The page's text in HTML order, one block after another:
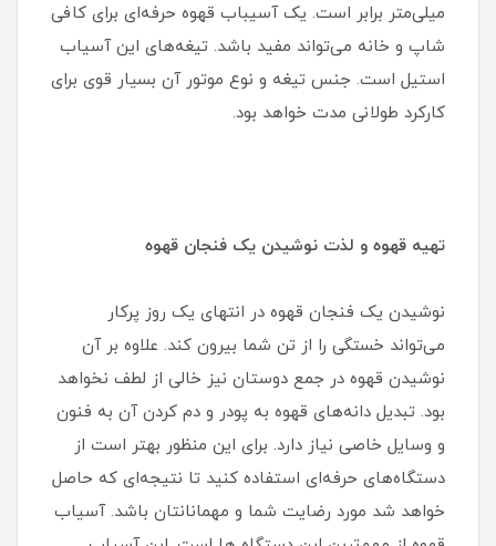
میلی‌متر برابر است. یک آسیباب قهوه حرفه‌ای برای کافی
شاپ و خانه می‌تواند مفید باشد. تیغه‌های این آسیاب
استیل است. جنس تیغه و نوع موتور آن بسیار قوی برای
کارکرد طولانی مدت خواهد بود.
تهیه قهوه و لذت نوشیدن یک فنجان قهوه
نوشیدن یک فنجان قهوه در انتهای یک روز پرکار
می‌تواند خستگی را از تن شما بیرون کند. علاوه بر آن
نوشیدن قهوه در جمع دوستان نیز خالی از لطف نخواهد
بود. تبدیل دانه‌های قهوه به پودر و دم کردن آن به فنون
و وسایل خاصی نیاز دارد. برای این منظور بهتر است از
دستگاه‌های حرفه‌ای استفاده کنید تا نتیجه‌ای که حاصل
خواهد شد مورد رضایت شما و مهمانانتان باشد. آسیاب